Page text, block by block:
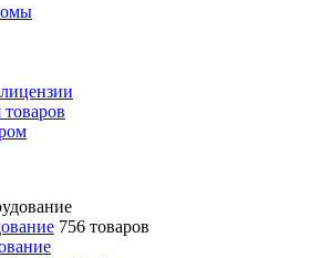
товаров
756 товаров